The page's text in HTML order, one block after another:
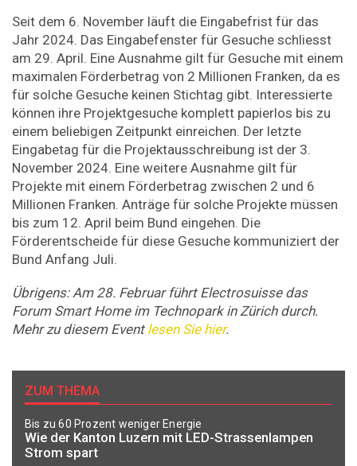
Seit dem 6. November läuft die Eingabefrist für das
Jahr 2024. Das Eingabefenster für Gesuche schliesst
am 29. April. Eine Ausnahme gilt für Gesuche mit einem
maximalen Förderbetrag von 2 Millionen Franken, da es
für solche Gesuche keinen Stichtag gibt. Interessierte
können ihre Projektgesuche komplett papierlos bis zu
einem beliebigen Zeitpunkt einreichen. Der letzte
Eingabetag für die Projektausschreibung ist der 3.
November 2024. Eine weitere Ausnahme gilt für
Projekte mit einem Förderbetrag zwischen 2 und 6
Millionen Franken. Anträge für solche Projekte müssen
bis zum 12. April beim Bund eingehen. Die
Förderentscheide für diese Gesuche kommuniziert der
Bund Anfang Juli.
Übrigens: Am 28. Februar führt Electrosuisse das
Forum Smart Home im Technopark in Zürich durch.
Mehr zu diesem Event lesen Sie hier.
ZUM THEMA
Bis zu 60 Prozent weniger Energie
Wie der Kanton Luzern mit LED-Strassenlampen
Strom spart